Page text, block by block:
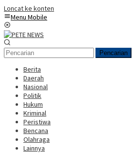
Loncat ke konten
Menu Mobile
Pencarian
Berita
Daerah
Nasional
Politik
Hukum
Kriminal
Peristiwa
Bencana
Olahraga
Lainnya